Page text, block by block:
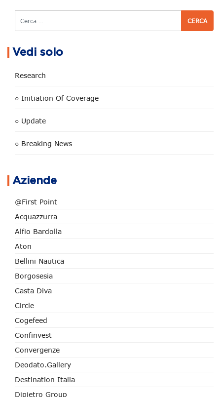
Cerca
Vedi solo
Research
○ Initiation Of Coverage
○ Update
○ Breaking News
Aziende
@First Point
Acquazzurra
Alfio Bardolla
Aton
Bellini Nautica
Borgosesia
Casta Diva
Circle
Cogefeed
Confinvest
Convergenze
Deodato.Gallery
Destination Italia
Dipietro Group